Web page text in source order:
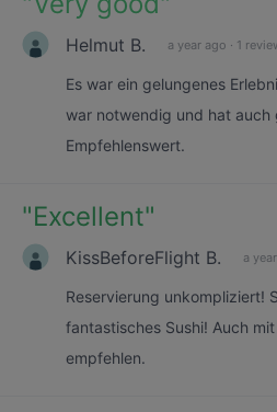
Helmut B. a year ago · 1
Es war ein gelungenes
war notwendig und hat
Empfehlenswert.
"Excellent"
KissBeforeFlight B. a
Reservierung unkompliziert!
fantastisches Sushi! Auch
empfehlen.